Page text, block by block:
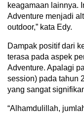
keagamaan lainnya.
Adventure menjadi
outdoor,” kata Edy.
Dampak positif dari
terasa pada aspek
Adventure. Apalagi
session) pada tahun
yang sangat
“Alhamdulillah,